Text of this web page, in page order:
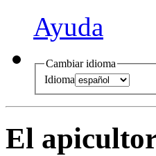
Ayuda
Cambiar idioma
Idioma
El